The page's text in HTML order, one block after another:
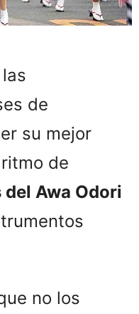
de
su mejor
de
Awa Odori
no los